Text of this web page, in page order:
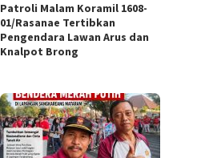
Patroli Malam Koramil 1608-
01/Rasanae Tertibkan
Pengendara Lawan Arus dan
Knalpot Brong